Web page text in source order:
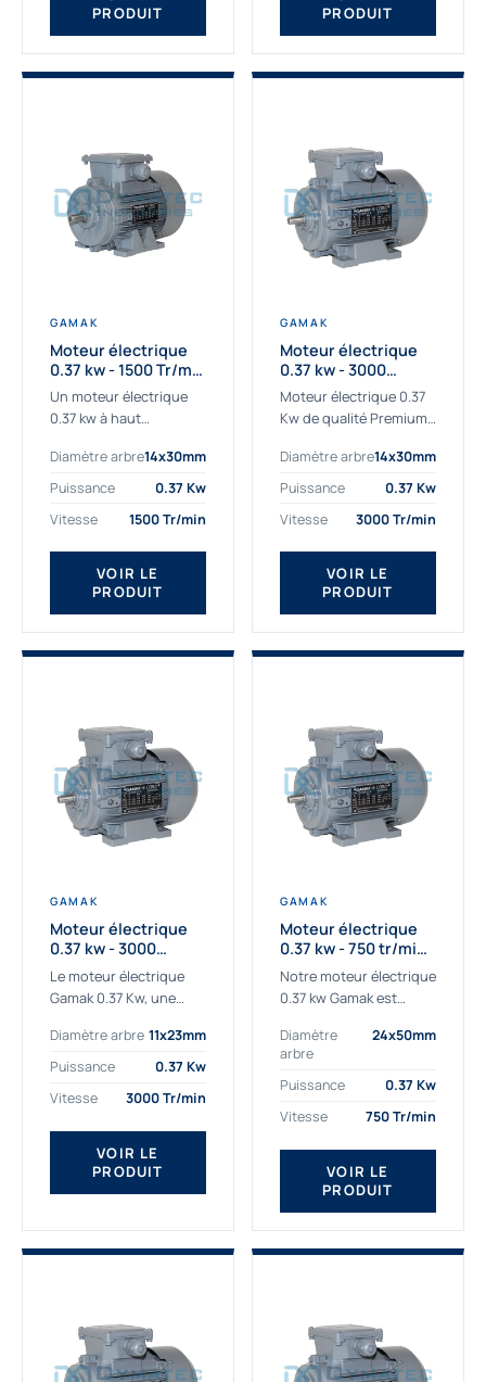
nombreuses années....
PRODUIT
PRODUIT
GAMAK
Moteur électrique
0.37 kw - 1500 Tr/min
- 230/400V - IE2
Un moteur électrique
0.37 kw à haut
applications les plus
exigeantes.
kw de référence
AGM2EL 71 M 4b...
Diamètre arbre14x30mm
Puissance
0.37 Kw
Vitesse
1500 Tr/min
VOIR LE
PRODUIT
GAMAK
Moteur électrique
0.37 kw - 3000
Tr/min - 230/400V -
IE2
Moteur électrique 0.37
Kw de qualité Premium,
application. Notre
gamme de moteurs
exclusivement
fabriquée...
Diamètre arbre14x30mm
Puissance
0.37 Kw
Vitesse
3000 Tr/min
VOIR LE
PRODUIT
GAMAK
Moteur électrique
0.37 kw - 3000
Tr/min - 230/400v -
Taille 63 - IE2
Le moteur électrique
Gamak 0.37 Kw, une
adaptée à tous types
de machines. Le
triphasé 0.37Kw Gamak
à...
Diamètre arbre 11x23mm
Puissance
0.37 Kw
Vitesse
3000 Tr/min
VOIR LE
PRODUIT
GAMAK
Moteur électrique
0.37 kw - 750 tr/min -
230/400V - IE2
Notre moteur électrique
0.37 kw Gamak est
aux applications
sévères. Nous
déterminons,
fournissons
des moteurs
asynchrones depuis de
nombreuses années....
Diamètre
arbre
24x50mm
Puissance
0.37 Kw
Vitesse
750 Tr/min
VOIR LE
PRODUIT